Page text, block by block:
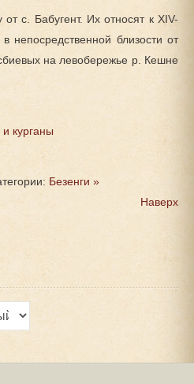
от с. Бабугент. Их относят к XIV-
непосредственной близости от
на левобережье р. Кешне
курганы
Безенги »
Наверх